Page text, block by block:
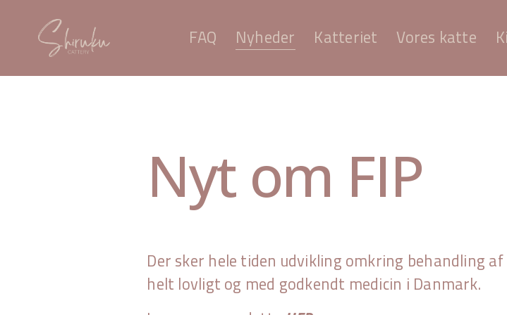
FAQ Nyheder Katteriet Vores katte
Nyt om FIP
Der sker hele tiden udvikling omkring behandling
helt lovligt og med godkendt medicin i Danmark.